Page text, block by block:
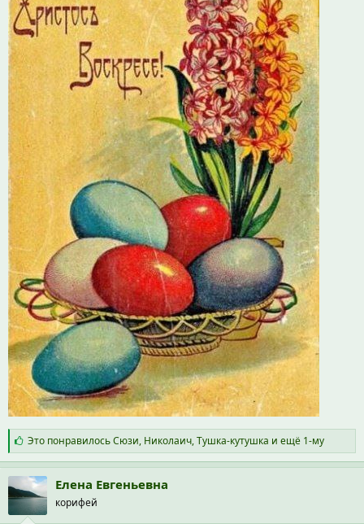
С
и
м
п
а
т
и
Это понравилосьСюзи, Николаич,Тушка-кутушка и ещё 1-му
Елена Евгеньевна
корифей